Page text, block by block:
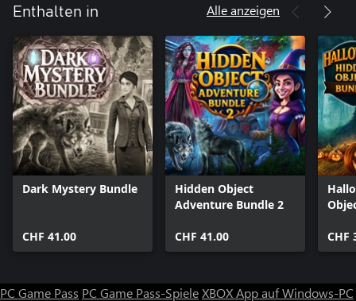
Enthalten in Alle anzeigen
Dark Mystery Bundle
CHF 41.00
Hidden Object
Adventure Bundle 2
CHF 41.00 CHF
PC Game Pass PC Game Pass-SpieleXBOX App auf Windows-PC